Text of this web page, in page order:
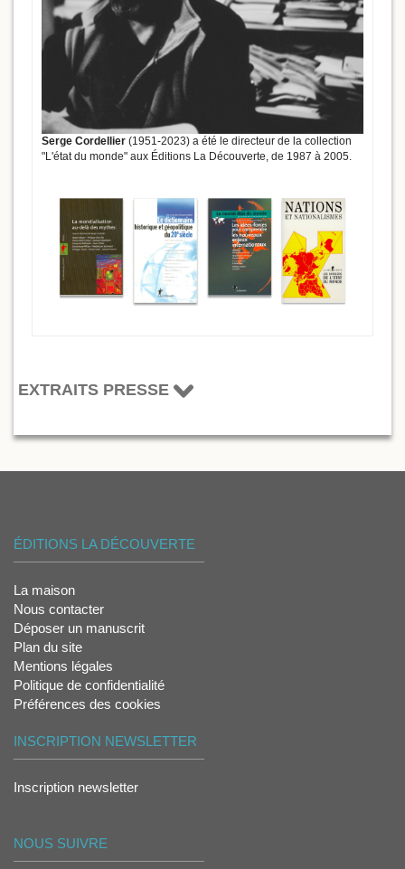
Serge Cordellier (1951-2023) a été le directeur de la collection
"L'état du monde" aux Éditions La Découverte, de 1987 à 2005.
EXTRAITS PRESSE
ÉDITIONS LA DÉCOUVERTE
La maison
Nous contacter
Déposer un manuscrit
Plan du site
Mentions légales
Politique de confidentialité
Préférences des cookies
INSCRIPTION NEWSLETTER
Inscription newsletter
NOUS SUIVRE